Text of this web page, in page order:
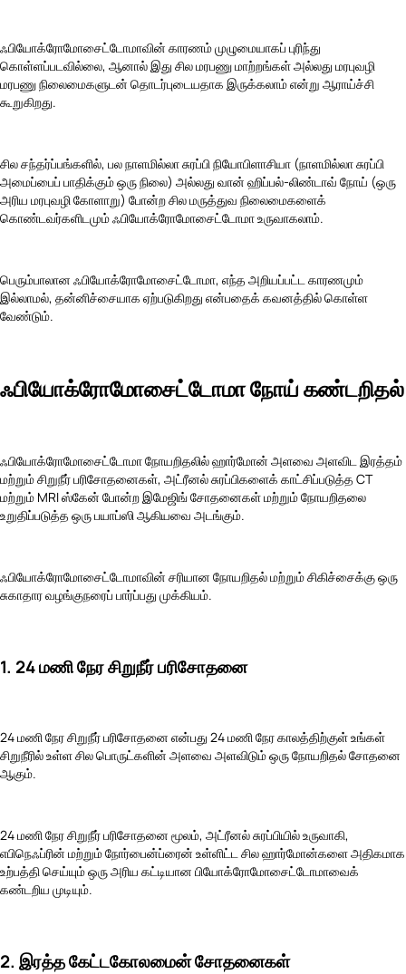
ஃபியோக்ரோமோசைட்டோமாவின் காரணம் முழுமையாகப் புரிந்து
கொள்ளப்படவில்லை, ஆனால் இது சில மரபணு மாற்றங்கள் அல்லது மரபுவழி
மரபணு நிலைமைகளுடன் தொடர்புடையதாக இருக்கலாம் என்று ஆராய்ச்சி
கூறுகிறது.
சில சந்தர்ப்பங்களில், பல நாளமில்லா சுரப்பி நியோபிளாசியா (நாளமில்லா சுரப்பி
அமைப்பைப் பாதிக்கும் ஒரு நிலை) அல்லது வான் ஹிப்பல்-லிண்டாவ் நோய் (ஒரு
அரிய மரபுவழி கோளாறு) போன்ற சில மருத்துவ நிலைமைகளைக்
கொண்டவர்களிடமும் ஃபியோக்ரோமோசைட்டோமா உருவாகலாம்.
பெரும்பாலான ஃபியோக்ரோமோசைட்டோமா, எந்த அறியப்பட்ட காரணமும்
இல்லாமல், தன்னிச்சையாக ஏற்படுகிறது என்பதைக் கவனத்தில் கொள்ள
வேண்டும்.
ஃபியோக்ரோமோசைட்டோமா நோய் கண்டறிதல்
ஃபியோக்ரோமோசைட்டோமா நோயறிதலில் ஹார்மோன் அளவை அளவிட இரத்தம்
மற்றும் சிறுநீர் பரிசோதனைகள், அட்ரீனல் சுரப்பிகளைக் காட்சிப்படுத்த CT
மற்றும் MRI ஸ்கேன் போன்ற இமேஜிங் சோதனைகள் மற்றும் நோயறிதலை
உறுதிப்படுத்த ஒரு பயாப்ஸி ஆகியவை அடங்கும்.
ஃபியோக்ரோமோசைட்டோமாவின் சரியான நோயறிதல் மற்றும் சிகிச்சைக்கு ஒரு
சுகாதார வழங்குநரைப் பார்ப்பது முக்கியம்.
1. 24 மணி நேர சிறுநீர் பரிசோதனை
24 மணி நேர சிறுநீர் பரிசோதனை என்பது 24 மணி நேர காலத்திற்குள் உங்கள்
சிறுநீரில் உள்ள சில பொருட்களின் அளவை அளவிடும் ஒரு நோயறிதல் சோதனை
ஆகும்.
24 மணி நேர சிறுநீர் பரிசோதனை மூலம், அட்ரீனல் சுரப்பியில் உருவாகி,
எபிநெஃப்ரின் மற்றும் நோர்பைன்ப்ரைன் உள்ளிட்ட சில ஹார்மோன்களை அதிகமாக
உற்பத்தி செய்யும் ஒரு அரிய கட்டியான பியோக்ரோமோசைட்டோமாவைக்
கண்டறிய முடியும்.
2. இரத்த கேட்டகோலமைன் சோதனைகள்